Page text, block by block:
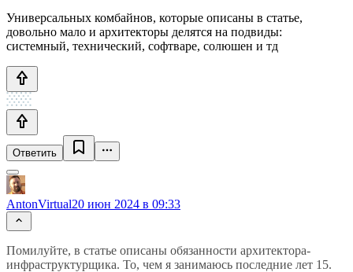
Универсальных комбайнов, которые описаны в статье,
довольно мало и архитекторы делятся на подвиды:
системный, технический, софтваре, солюшен и тд
Ответить
AntonVirtual20 июн 2024 в 09:33
Помилуйте, в статье описаны обязанности архитектора-
инфраструктурщика. То, чем я занимаюсь последние лет 15.